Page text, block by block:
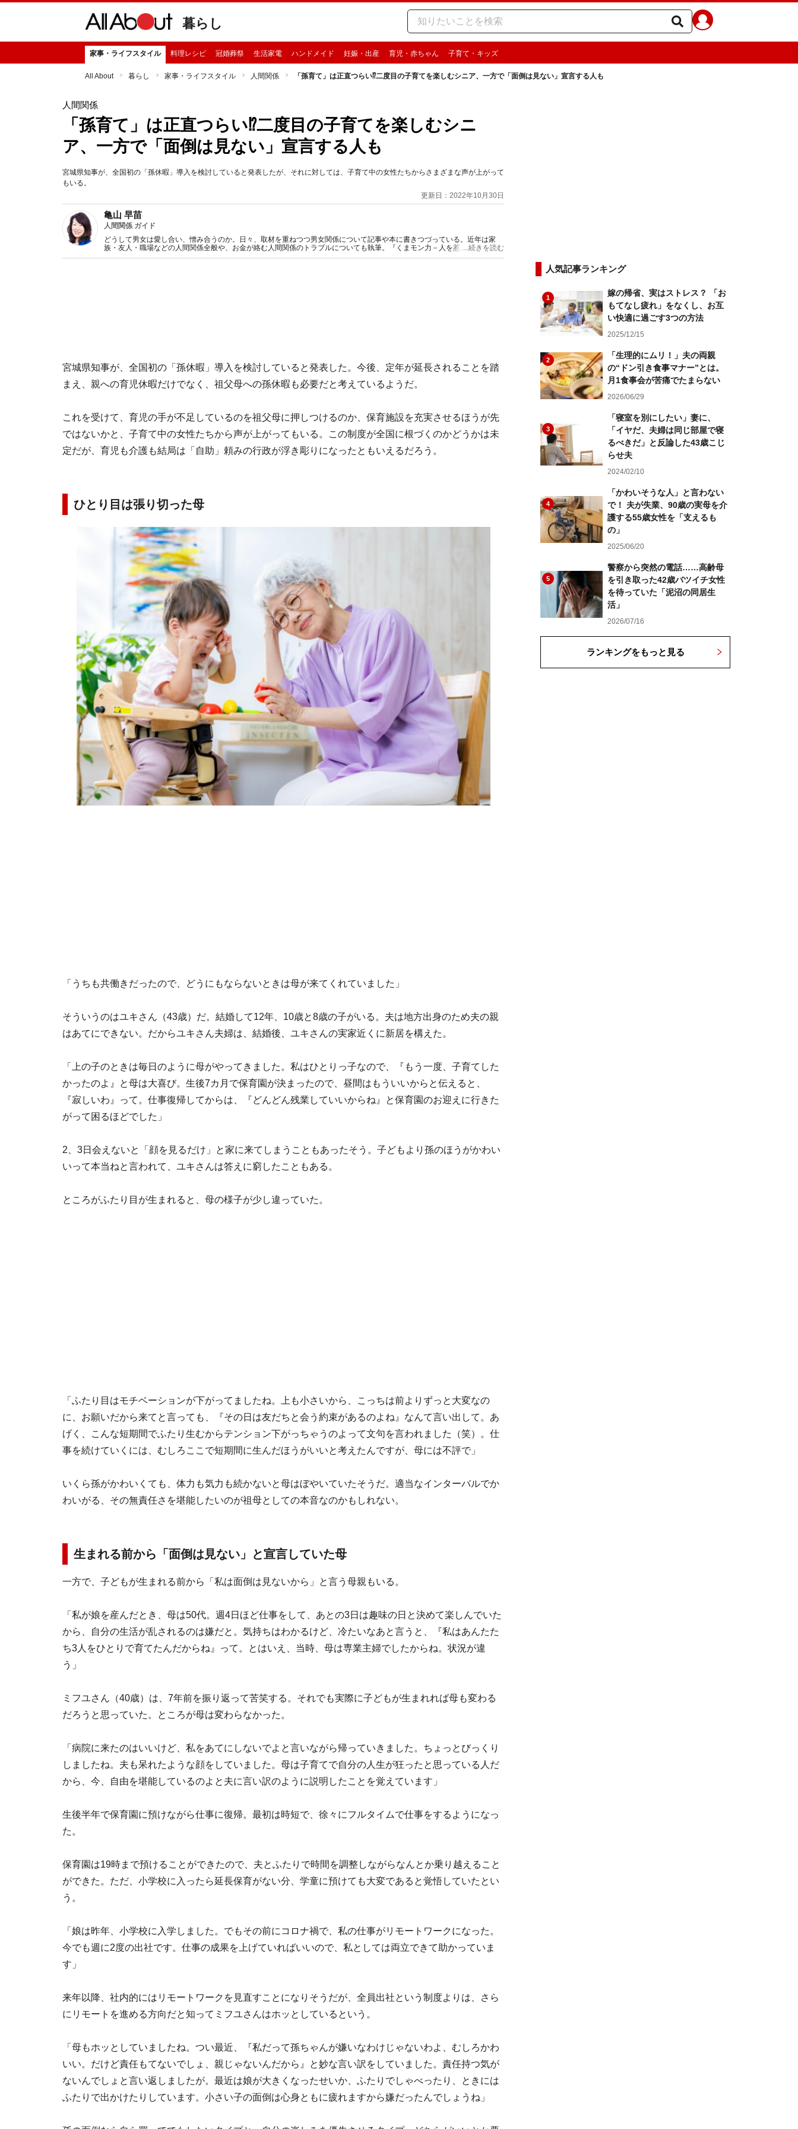
暮らし
家事・ライフスタイル 料理レシピ 冠婚葬祭 生活家電 ハンドメイド 妊娠・出産 育児・赤ちゃん 子育て・キッズ
All About 暮らし 家事・ライフスタイル 人間関係 「孫育て」は正直つらい⁉二度目の子育てを楽しむシニア、一方で「面倒は見ない」宣言する人も
人間関係
「孫育て」は正直つらい⁉二度目の子育てを楽しむシニ
ア、一方で「面倒は見ない」宣言する人も
宮城県知事が、全国初の「孫休暇」導入を検討していると発表したが、それに対しては、子育て中の女性たちからさまざまな声が上がって
もいる。
更新日：2022年10月30日
亀山 早苗
人間関係 ガイド
どうして男女は愛し合い、憎み合うのか。日々、取材を重ねつつ男女関係について記事や本に書きつづっている。近年は家
族・友人・職場などの人間関係全般や、お金が絡む人間関係のトラブルについても執筆。『くまモン力－人を惹きつける愛と
魅力の秘密』など著書多数。
...続きを読む
宮城県知事が、全国初の「孫休暇」導入を検討していると発表した。今後、定年が延長されることを踏
まえ、親への育児休暇だけでなく、祖父母への孫休暇も必要だと考えているようだ。
これを受けて、育児の手が不足しているのを祖父母に押しつけるのか、保育施設を充実させるほうが先
ではないかと、子育て中の女性たちから声が上がってもいる。この制度が全国に根づくのかどうかは未
定だが、育児も介護も結局は「自助」頼みの行政が浮き彫りになったともいえるだろう。
ひとり目は張り切った母
「うちも共働きだったので、どうにもならないときは母が来てくれていました」
そういうのはユキさん（43歳）だ。結婚して12年、10歳と8歳の子がいる。夫は地方出身のため夫の親
はあてにできない。だからユキさん夫婦は、結婚後、ユキさんの実家近くに新居を構えた。
「上の子のときは毎日のように母がやってきました。私はひとりっ子なので、『もう一度、子育てした
かったのよ』と母は大喜び。生後7カ月で保育園が決まったので、昼間はもういいからと伝えると、
『寂しいわ』って。仕事復帰してからは、『どんどん残業していいからね』と保育園のお迎えに行きた
がって困るほどでした」
2、3日会えないと「顔を見るだけ」と家に来てしまうこともあったそう。子どもより孫のほうがかわい
いって本当ねと言われて、ユキさんは答えに窮したこともある。
ところがふたり目が生まれると、母の様子が少し違っていた。
「ふたり目はモチベーションが下がってましたね。上も小さいから、こっちは前よりずっと大変なの
に、お願いだから来てと言っても、『その日は友だちと会う約束があるのよね』なんて言い出して。あ
げく、こんな短期間でふたり生むからテンション下がっちゃうのよって文句を言われました（笑）。仕
事を続けていくには、むしろここで短期間に生んだほうがいいと考えたんですが、母には不評で」
いくら孫がかわいくても、体力も気力も続かないと母はぼやいていたそうだ。適当なインターバルでか
わいがる、その無責任さを堪能したいのが祖母としての本音なのかもしれない。
生まれる前から「面倒は見ない」と宣言していた母
一方で、子どもが生まれる前から「私は面倒は見ないから」と言う母親もいる。
「私が娘を産んだとき、母は50代。週4日ほど仕事をして、あとの3日は趣味の日と決めて楽しんでいた
から、自分の生活が乱されるのは嫌だと。気持ちはわかるけど、冷たいなあと言うと、『私はあんたた
ち3人をひとりで育てたんだからね』って。とはいえ、当時、母は専業主婦でしたからね。状況が違
う」
ミフユさん（40歳）は、7年前を振り返って苦笑する。それでも実際に子どもが生まれれば母も変わる
だろうと思っていた。ところが母は変わらなかった。
「病院に来たのはいいけど、私をあてにしないでよと言いながら帰っていきました。ちょっとびっくり
しましたね。夫も呆れたような顔をしていました。母は子育てで自分の人生が狂ったと思っている人だ
から、今、自由を堪能しているのよと夫に言い訳のように説明したことを覚えています」
生後半年で保育園に預けながら仕事に復帰。最初は時短で、徐々にフルタイムで仕事をするようになっ
た。
保育園は19時まで預けることができたので、夫とふたりで時間を調整しながらなんとか乗り越えること
ができた。ただ、小学校に入ったら延長保育がない分、学童に預けても大変であると覚悟していたとい
う。
「娘は昨年、小学校に入学しました。でもその前にコロナ禍で、私の仕事がリモートワークになった。
今でも週に2度の出社です。仕事の成果を上げていればいいので、私としては両立できて助かっていま
す」
来年以降、社内的にはリモートワークを見直すことになりそうだが、全員出社という制度よりは、さら
にリモートを進める方向だと知ってミフユさんはホッとしているという。
「母もホッとしていましたね。つい最近、『私だって孫ちゃんが嫌いなわけじゃないわよ、むしろかわ
いい。だけど責任もてないでしょ、親じゃないんだから』と妙な言い訳をしていました。責任持つ気が
ないんでしょと言い返しましたが。最近は娘が大きくなったせいか、ふたりでしゃべったり、ときには
ふたりで出かけたりしています。小さい子の面倒は心身ともに疲れますから嫌だったんでしょうね」
人気記事ランキング
1
嫁の帰省、実はストレス？ 「お
もてなし疲れ」をなくし、お互
い快適に過ごす3つの方法
2025/12/15
2
「生理的にムリ！」夫の両親
の“ドン引き食事マナー”とは。
月1食事会が苦痛でたまらない
2026/06/29
3
「寝室を別にしたい」妻に、
「イヤだ、夫婦は同じ部屋で寝
るべきだ」と反論した43歳こじ
らせ夫
2024/02/10
4
「かわいそうな人」と言わない
で！ 夫が失業、90歳の実母を介
護する55歳女性を「支えるも
の」
2025/06/20
5
警察から突然の電話……高齢母
を引き取った42歳バツイチ女性
を待っていた「泥沼の同居生
活」
2026/07/16
ランキングをもっと見る